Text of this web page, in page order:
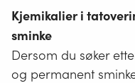
Kjemikalier i
sminke
Dersom du søker
og permanent